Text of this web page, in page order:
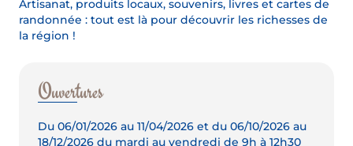
Artisanat, produits locaux, souvenirs, livres et cartes de
randonnée : tout est là pour découvrir les richesses de
la région !
Ouvertures
Du 06/01/2026 au 11/04/2026 et du 06/10/2026 au
18/12/2026 du mardi au vendredi de 9h à 12h30